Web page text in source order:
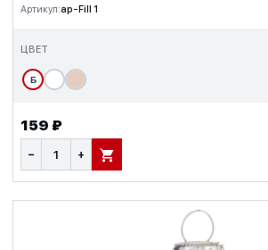
Артикул:ap-Fill 1
ЦВЕТ
Б
159 ₽
− + В КОРЗИНУ